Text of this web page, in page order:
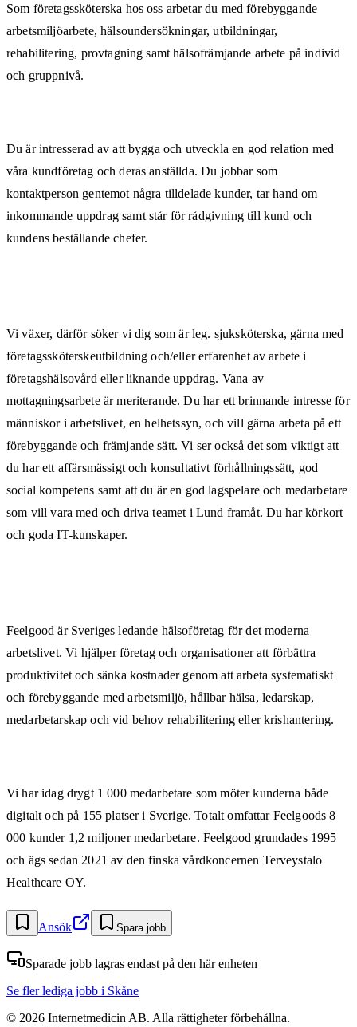
Som företagssköterska hos oss arbetar du med förebyggande
arbetsmiljöarbete, hälsoundersökningar, utbildningar,
rehabilitering, provtagning samt hälsofrämjande arbete på individ
och gruppnivå.
Du är intresserad av att bygga och utveckla en god relation med
våra kundföretag och deras anställda. Du jobbar som
kontaktperson gentemot några tilldelade kunder, tar hand om
inkommande uppdrag samt står för rådgivning till kund och
kundens beställande chefer.
Vi växer, därför söker vi dig som är leg. sjuksköterska, gärna med
företagssköterskeutbildning och/eller erfarenhet av arbete i
företagshälsovård eller liknande uppdrag. Vana av
mottagningsarbete är meriterande. Du har ett brinnande intresse för
människor i arbetslivet, en helhetssyn, och vill gärna arbeta på ett
förebyggande och främjande sätt. Vi ser också det som viktigt att
du har ett affärsmässigt och konsultativt förhållningssätt, god
social kompetens samt att du är en god lagspelare och medarbetare
som vill vara med och driva teamet i Lund framåt. Du har körkort
och goda IT-kunskaper.
Feelgood är Sveriges ledande hälsoföretag för det moderna
arbetslivet. Vi hjälper företag och organisationer att förbättra
produktivitet och sänka kostnader genom att arbeta systematiskt
och förebyggande med arbetsmiljö, hållbar hälsa, ledarskap,
medarbetarskap och vid behov rehabilitering eller krishantering.
Vi har idag drygt 1 000 medarbetare som möter kunderna både
digitalt och på 155 platser i Sverige. Totalt omfattar Feelgoods 8
000 kunder 1,2 miljoner medarbetare. Feelgood grundades 1995
och ägs sedan 2021 av den finska vårdkoncernen Terveystalo
Healthcare OY.
Ansök Spara jobb
Sparade jobb lagras endast på den här enheten
Se fler lediga jobb i Skåne
© 2026 Internetmedicin AB. Alla rättigheter förbehållna.